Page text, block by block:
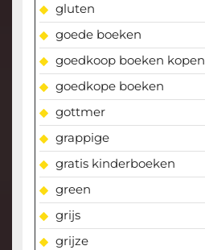
gluten
goede boeken
goedkoop boeken kopen
goedkope boeken
gottmer
grappige
gratis kinderboeken
green
grijs
grijze